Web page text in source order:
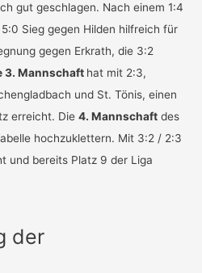
gut geschlagen. Nach einem 1:4
Sieg gegen Hilden hilfreich für
gegen Erkrath, die 3:2
3. Mannschaft hat mit 2:3,
und St. Tönis, einen
erreicht. Die4. Mannschaft des
hochzuklettern. Mit 3:2 / 2:3
und bereits Platz 9 der Liga
der